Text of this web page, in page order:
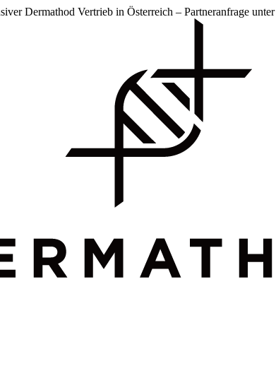
Dermathod Vertrieb in Österreich – Partneranfrage unter